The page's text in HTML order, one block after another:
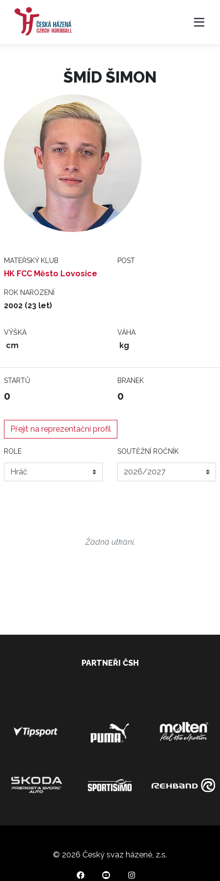
ŠMÍD ŠIMON
MATEŘSKÝ KLUB
HK FCC Město Lovosice
POST
ROK NAROZENÍ
2002 (23 let)
VÝŠKA
cm
VÁHA
kg
STARTŮ
0
BRANEK
0
Přejít na reprezentační profil
ROLE SOUTĚŽNÍ ROČNÍK
Žádná utkání.
PARTNEŘI ČSH
© 2026 Český svaz házené, z.s.